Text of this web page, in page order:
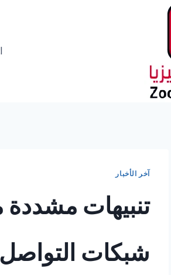
آخر الأخبار
تنبيهات مشددة
شبكات